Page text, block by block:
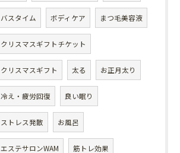
バスタイム ボディケア まつ毛美容液
クリスマスギフトチケット
クリスマスギフト 太る お正月太り
冷え・疲労回復 良い眠り
ストレス発散 お風呂
エステサロンWAM 筋トレ効果